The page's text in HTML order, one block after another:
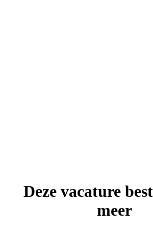
Deze vacature
meer